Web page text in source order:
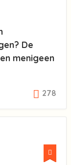
De
menigeen
278